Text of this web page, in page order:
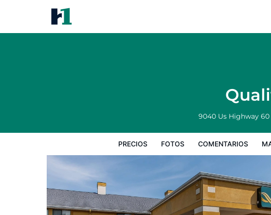
9040 Us Highway 60
PRECIOS FOTOS COMENTARIOS